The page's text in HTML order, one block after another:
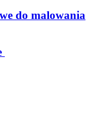
do malowania